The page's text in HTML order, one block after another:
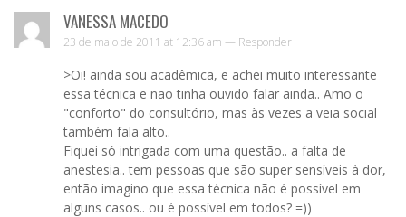
VANESSA MACEDO
23 de maio de 2011 at 12:36 am — Responder
>Oi! ainda sou acadêmica, e achei muito interessante
essa técnica e não tinha ouvido falar ainda.. Amo o
"conforto" do consultório, mas às vezes a veia social
também fala alto..
Fiquei só intrigada com uma questão.. a falta de
anestesia.. tem pessoas que são super sensíveis à dor,
então imagino que essa técnica não é possível em
alguns casos.. ou é possível em todos? =))